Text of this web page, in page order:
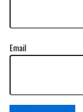
Email